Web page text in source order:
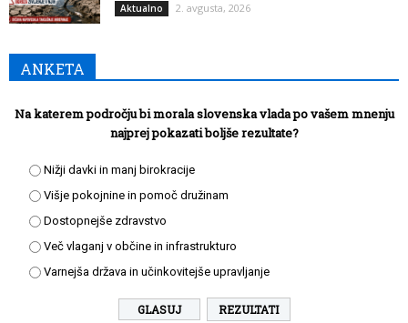
Aktualno 2. avgusta, 2026
ANKETA
Na katerem področju bi morala slovenska vlada po vašem mnenju
najprej pokazati boljše rezultate?
Nižji davki in manj birokracije
Višje pokojnine in pomoč družinam
Dostopnejše zdravstvo
Več vlaganj v občine in infrastrukturo
Varnejša država in učinkovitejše upravljanje
REZULTATI